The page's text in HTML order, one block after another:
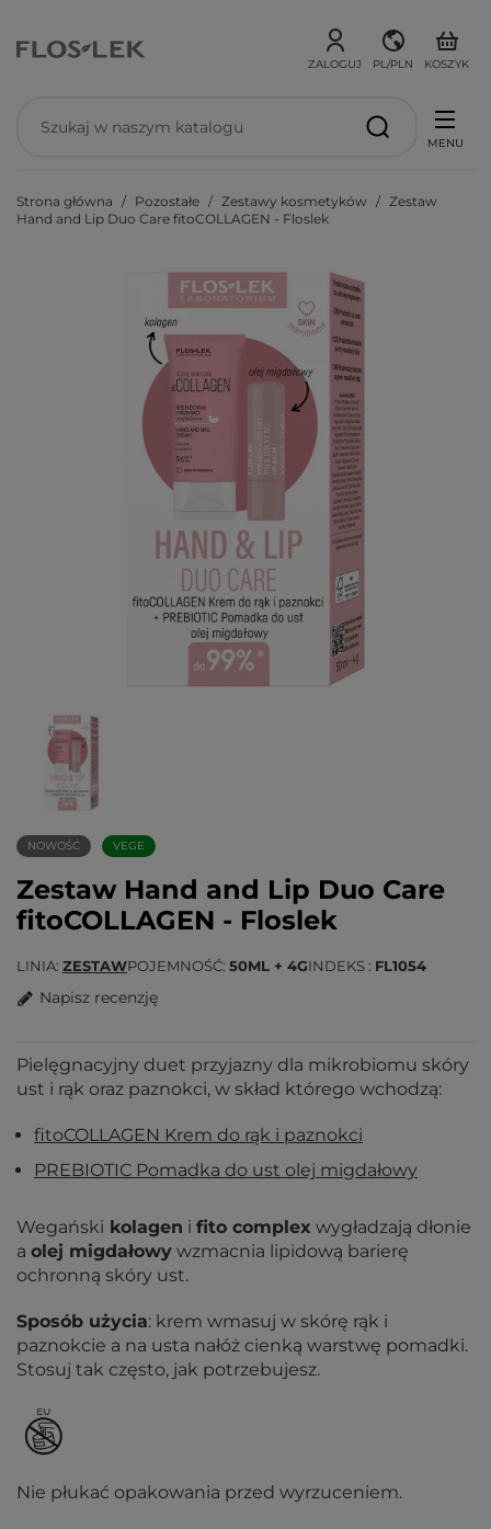
ZALOGUJ PL/PLN KOSZYK
MENU
Strona główna Pozostałe Zestawy kosmetyków
Zestaw
Hand and Lip Duo Care fitoCOLLAGEN - Floslek
NOWOŚĆ VEGE
Zestaw Hand and Lip Duo Care
fitoCOLLAGEN - Floslek
LINIA ZESTAWPOJEMNOŚĆ 50ML + 4GINDEKS FL1054
Napisz recenzję
Pielęgnacyjny duet przyjazny dla mikrobiomu skóry
ust i rąk oraz paznokci, w skład którego wchodzą:
fitoCOLLAGEN Krem do rąk i paznokci
PREBIOTIC Pomadka do ust olej migdałowy
Wegański kolagen i fito complex wygładzają dłonie
a olej migdałowy wzmacnia lipidową barierę
ochronną skóry ust.
Sposób użycia: krem wmasuj w skórę rąk i
paznokcie a na usta nałóż cienką warstwę pomadki.
Stosuj tak często, jak potrzebujesz.
Nie płukać opakowania przed wyrzuceniem.